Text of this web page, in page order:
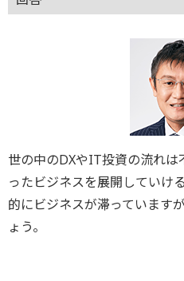
世の中のDXやIT投資の流れ
ったビジネスを展開していけ
的にビジネスが滞っています
ょう。